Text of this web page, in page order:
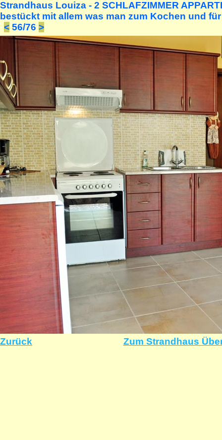
Strandhaus Louiza - 2 SCHLAFZIMMER
bestückt mit allem was man zum Kochen und
< 56/76 >
Zurück Zum Strandhaus